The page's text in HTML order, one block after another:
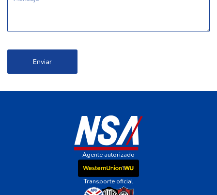
Enviar
Agente autorizado
Transporte oficial